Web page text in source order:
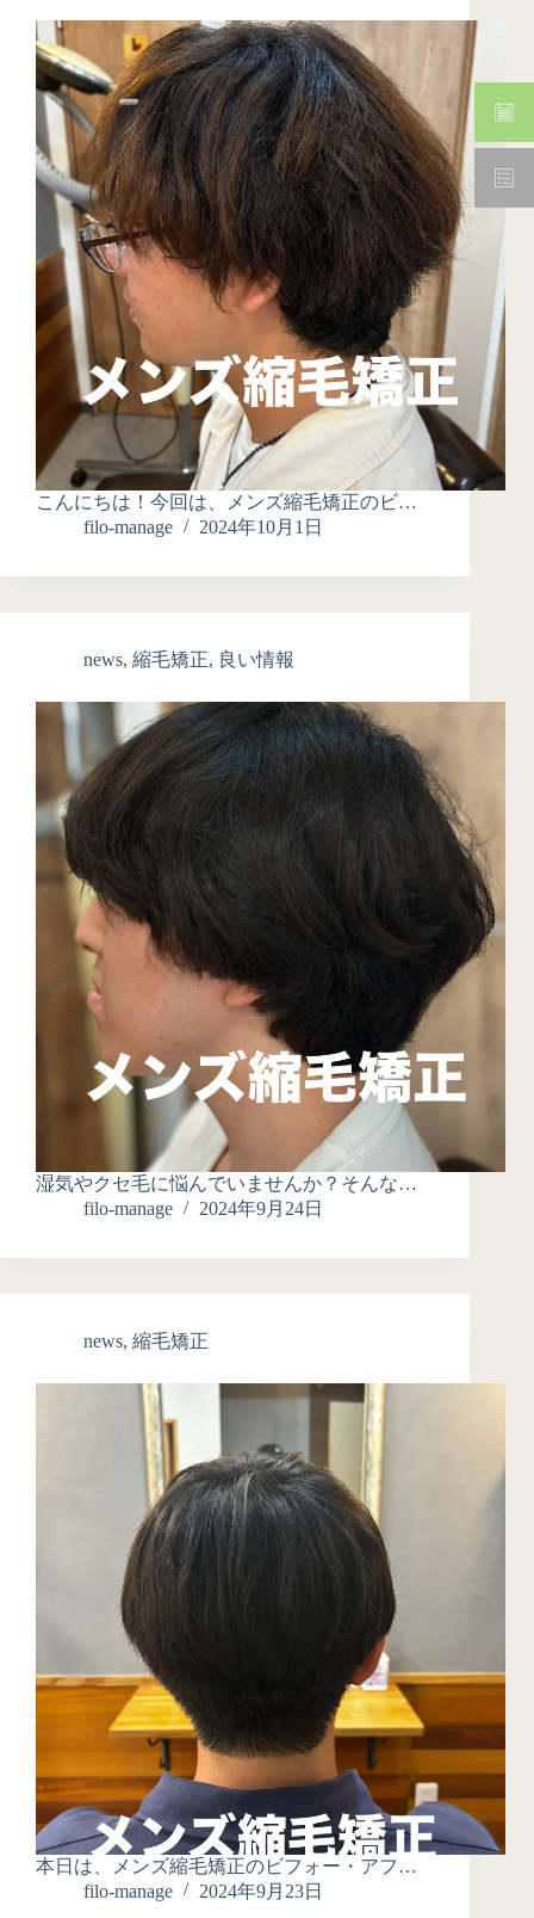
こんにちは！今回は、メンズ縮毛矯正のビ…
filo-manage
2024年10月1日
news, 縮毛矯正, 良い情報
湿気やクセ毛に悩んでいませんか？そんな…
filo-manage
2024年9月24日
news, 縮毛矯正
本日は、メンズ縮毛矯正のビフォー・アフ…
filo-manage
2024年9月23日